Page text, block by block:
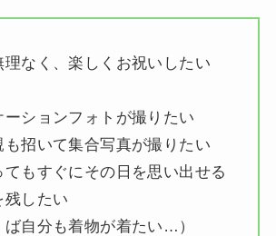
なく、楽しくお祝いしたい
ションフォトが撮りたい
招いて集合写真が撮りたい
もすぐにその日を思い出せる
残したい
自分も着物が着たい…）